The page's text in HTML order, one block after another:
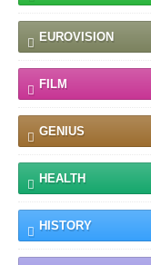
EUROVISION
FILM
GENIUS
HEALTH
HISTORY